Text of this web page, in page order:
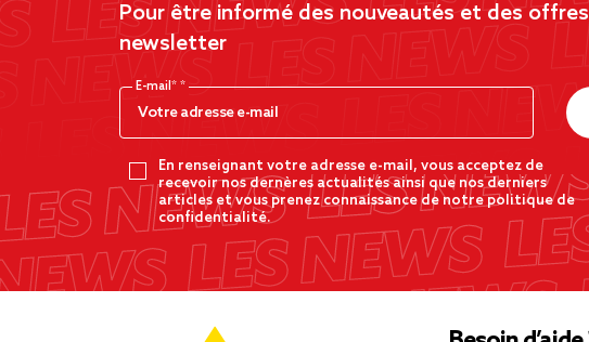
Pour être informé des nouveautés et des
newsletter
E-mail*
En renseignant votre adresse e-mail, vous acceptez de
recevoir nos dernères actualités ainsi que nos derniers
articles et vous prenez connaissance de notre politique de
confidentialité.